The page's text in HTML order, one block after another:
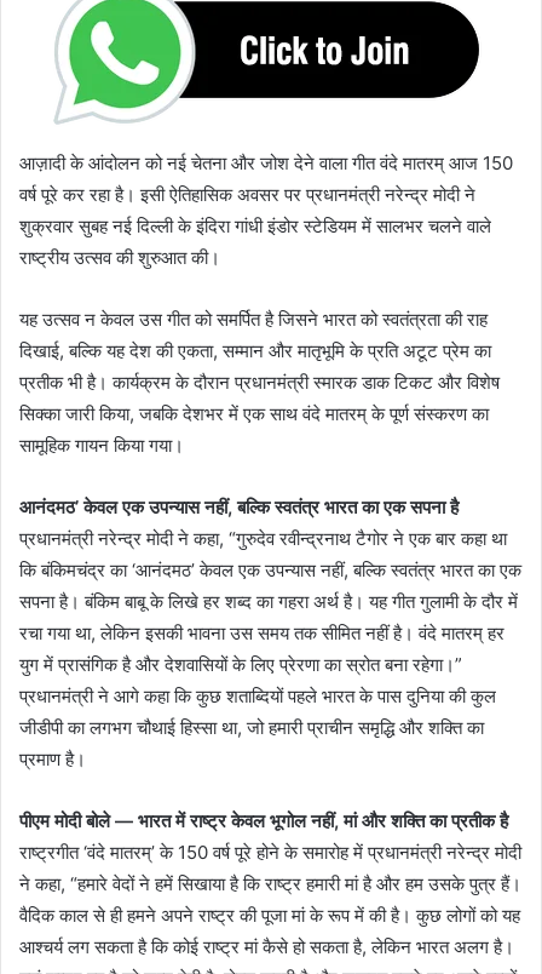
आज़ादी के आंदोलन को नई चेतना और जोश देने वाला गीत वंदे मातरम् आज 150
वर्ष पूरे कर रहा है। इसी ऐतिहासिक अवसर पर प्रधानमंत्री नरेन्द्र मोदी ने
शुक्रवार सुबह नई दिल्ली के इंदिरा गांधी इंडोर स्टेडियम में सालभर चलने वाले
राष्ट्रीय उत्सव की शुरुआत की।
यह उत्सव न केवल उस गीत को समर्पित है जिसने भारत को स्वतंत्रता की राह
दिखाई, बल्कि यह देश की एकता, सम्मान और मातृभूमि के प्रति अटूट प्रेम का
प्रतीक भी है। कार्यक्रम के दौरान प्रधानमंत्री स्मारक डाक टिकट और विशेष
सिक्का जारी किया, जबकि देशभर में एक साथ वंदे मातरम् के पूर्ण संस्करण का
सामूहिक गायन किया गया।
आनंदमठ’ केवल एक उपन्यास नहीं, बल्कि स्वतंत्र भारत का एक सपना है
प्रधानमंत्री नरेन्द्र मोदी ने कहा, “गुरुदेव रवीन्द्रनाथ टैगोर ने एक बार कहा था
कि बंकिमचंद्र का ‘आनंदमठ’ केवल एक उपन्यास नहीं, बल्कि स्वतंत्र भारत का एक
सपना है। बंकिम बाबू के लिखे हर शब्द का गहरा अर्थ है। यह गीत गुलामी के दौर में
रचा गया था, लेकिन इसकी भावना उस समय तक सीमित नहीं है। वंदे मातरम् हर
युग में प्रासंगिक है और देशवासियों के लिए प्रेरणा का स्रोत बना रहेगा।”
प्रधानमंत्री ने आगे कहा कि कुछ शताब्दियों पहले भारत के पास दुनिया की कुल
जीडीपी का लगभग चौथाई हिस्सा था, जो हमारी प्राचीन समृद्धि और शक्ति का
प्रमाण है।
पीएम मोदी बोले — भारत में राष्ट्र केवल भूगोल नहीं, मां और शक्ति का प्रतीक है
राष्ट्रगीत ‘वंदे मातरम्’ के 150 वर्ष पूरे होने के समारोह में प्रधानमंत्री नरेन्द्र मोदी
ने कहा, “हमारे वेदों ने हमें सिखाया है कि राष्ट्र हमारी मां है और हम उसके पुत्र हैं।
वैदिक काल से ही हमने अपने राष्ट्र की पूजा मां के रूप में की है। कुछ लोगों को यह
आश्चर्य लग सकता है कि कोई राष्ट्र मां कैसे हो सकता है, लेकिन भारत अलग है।